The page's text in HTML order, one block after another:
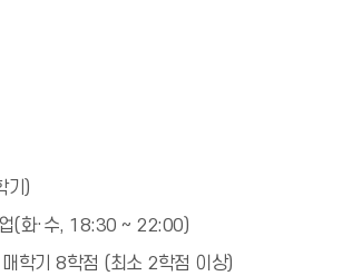
기)
(화·수, 18:30 ~ 22:00)
학기 8학점 (최소 2학점 이상)